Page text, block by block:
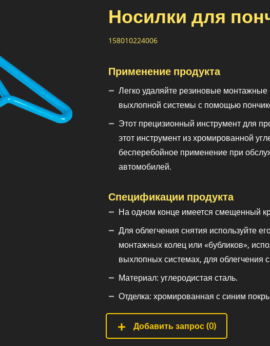
Носилки для
158010224006
Применение продукта
Легко удаляйте резиновые монтажные
выхлопной системы с помощью
Этот прецизионный инструмент для
этот инструмент из хромированной
бесперебойное применение при
автомобилей.
Спецификации продукта
На одном конце имеется смещенный
Для облегчения снятия используйте
монтажных колец или «бубликов»,
выхлопных системах, для облегчения
Материал: углеродистая сталь.
Отделка: хромированная с синим
Добавить запрос (0)